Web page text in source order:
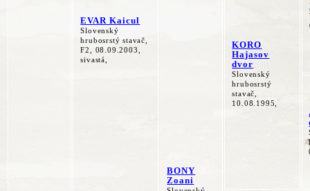
EVAR Kaicul
Slovenský
hrubosrstý stavač,
F2, 08.09.2003,
sivastá,
BONY
Zoani
KORO
Hajasov
dvor
Slovenský
hrubosrstý
stavač,
10.08.1995,